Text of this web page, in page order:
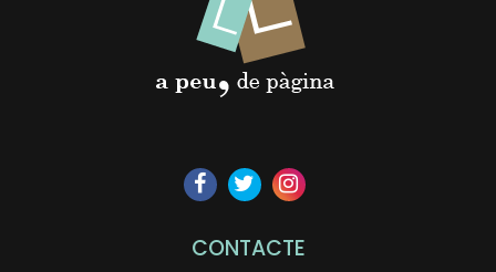
CONTACTE